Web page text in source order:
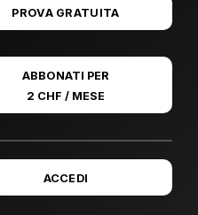
PROVA GRATUITA
ABBONATI PER
2 CHF / MESE
ACCEDI